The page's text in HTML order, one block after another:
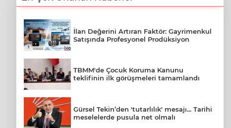
İlan Değerini Artıran Faktör: Gayrimenkul
Satışında Profesyonel Prodüksiyon
TBMM'de Çocuk Koruma Kanunu
teklifinin ilk görüşmeleri tamamlandı
Gürsel Tekin’den 'tutarlılık' mesajı... Tarihi
meselelerde pusula net olmalı